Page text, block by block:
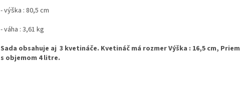
- výška : 80,5 cm
- váha : 3,61 kg
Sada obsahuje aj 3 kvetináče. Kvetináč má rozmer Výška : 16,5 cm,
s objemom 4 litre.